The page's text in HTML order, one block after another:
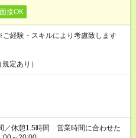
接OK
経験・スキルにより考慮致します
定あり）